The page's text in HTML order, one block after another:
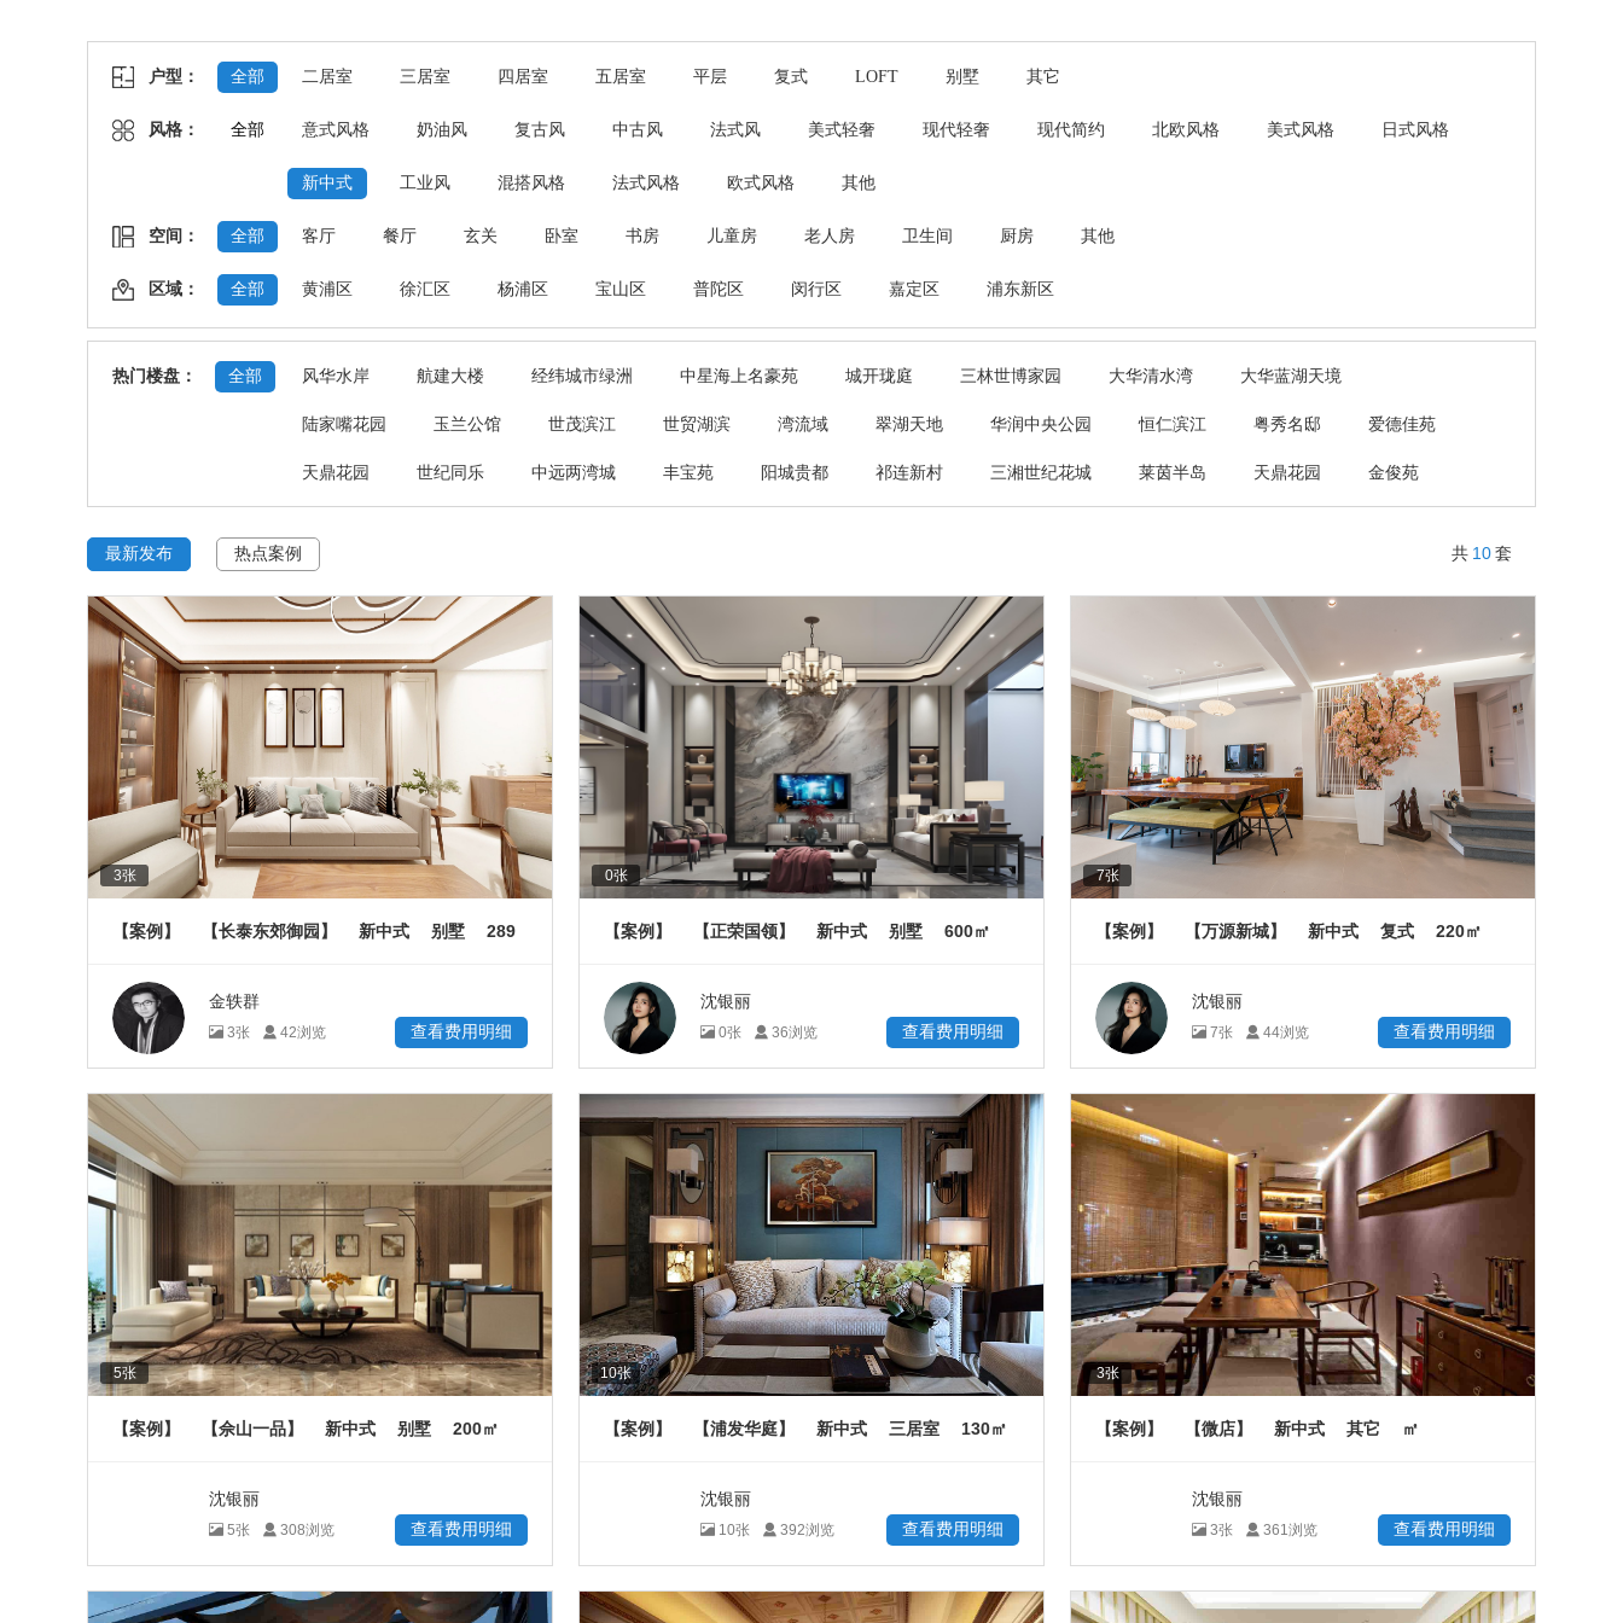
户型： 全部 二居室 三居室 四居室 五居室 平层 复式 LOFT 别墅 其它
风格： 全部 意式风格 奶油风 复古风 中古风 法式风 美式轻奢 现代轻奢 现代简约 北欧风格 美式风格 日式风格
新中式 工业风 混搭风格 法式风格 欧式风格 其他
空间： 全部 客厅 餐厅 玄关 卧室 书房 儿童房 老人房 卫生间 厨房 其他
区域： 全部 黄浦区 徐汇区 杨浦区 宝山区 普陀区 闵行区 嘉定区 浦东新区
热门楼盘： 全部 风华水岸 航建大楼 经纬城市绿洲 中星海上名豪苑 城开珑庭 三林世博家园 大华清水湾 大华蓝湖天境
陆家嘴花园 玉兰公馆 世茂滨江 世贸湖滨 湾流域 翠湖天地 华润中央公园 恒仁滨江 粤秀名邸 爱德佳苑
天鼎花园 世纪同乐 中远两湾城 丰宝苑 阳城贵都 祁连新村 三湘世纪花城 莱茵半岛 天鼎花园 金俊苑
最新发布 热点案例 共 10 套
3张
【案例】 【长泰东郊御园】 新中式 别墅 289
金轶群
3张 42浏览 查看费用明细
0张
【案例】 【正荣国领】 新中式 别墅 600㎡
沈银丽
0张 36浏览 查看费用明细
7张
【案例】 【万源新城】 新中式 复式 220㎡
沈银丽
7张 44浏览 查看费用明细
5张
【案例】 【佘山一品】 新中式 别墅 200㎡
沈银丽
5张 308浏览 查看费用明细
10张
【案例】 【浦发华庭】 新中式 三居室 130㎡
沈银丽
10张 392浏览 查看费用明细
3张
【案例】 【微店】 新中式 其它 ㎡
沈银丽
3张 361浏览 查看费用明细